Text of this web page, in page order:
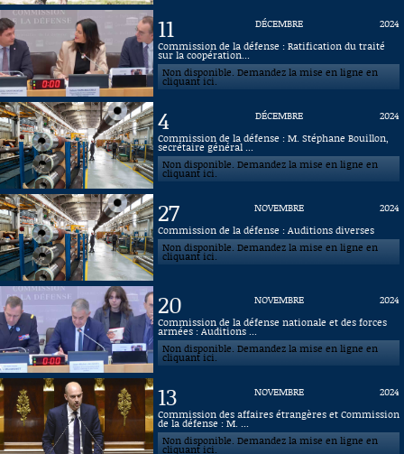
11 DÉCEMBRE
2024
Commission de la défense : Ratification du traité
sur la coopération...
Non disponible. Demandez la mise en ligne en
cliquant ici.
4 DÉCEMBRE
2024
Commission de la défense : M. Stéphane Bouillon,
secrétaire général ...
Non disponible. Demandez la mise en ligne en
cliquant ici.
27 NOVEMBRE
2024
Commission de la défense : Auditions diverses
Non disponible. Demandez la mise en ligne en
cliquant ici.
20 NOVEMBRE
2024
Commission de la défense nationale et des forces
armées : Auditions ...
Non disponible. Demandez la mise en ligne en
cliquant ici.
13 NOVEMBRE
2024
Commission des affaires étrangères et Commission
de la défense : M. ...
Non disponible. Demandez la mise en ligne en
cliquant ici.